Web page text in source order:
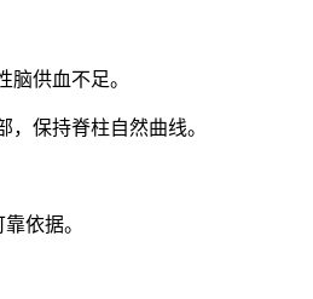
供血不足。
保持脊柱自然曲线。
依据。